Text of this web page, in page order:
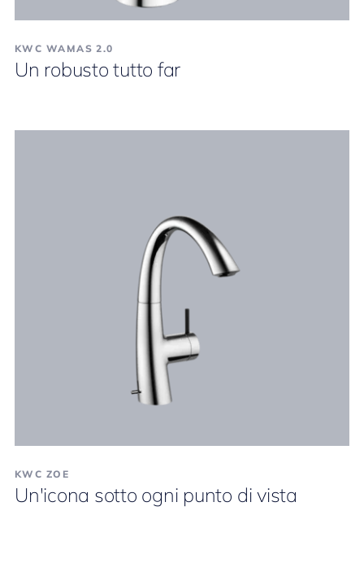
KWC WAMAS 2.0
Un robusto tutto far
KWC ZOE
Un'icona sotto ogni punto di vista